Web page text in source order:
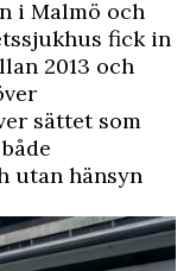
i Malmö och
fick in
2013 och
sättet som
utan hänsyn